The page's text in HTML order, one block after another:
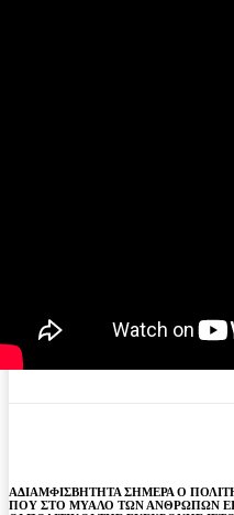
ΑΔΙΑΜΦΙΣΒΗΤΗΤΑ ΣΗΜΕΡΑ Ο
ΠΟΥ ΣΤΟ ΜΥΑΛΟ ΤΩΝ ΑΝΘΡΩΠΩΝ